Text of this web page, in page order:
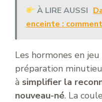
À LIRE AUSSI
enceinte :
Les hormones en
préparation
à simplifier la
nouveau-né. La